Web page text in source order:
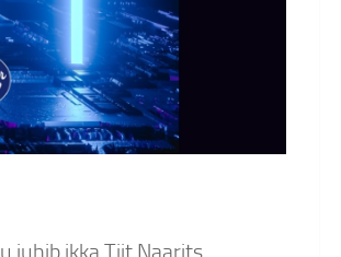
juhib ikka Tiit Naarits.